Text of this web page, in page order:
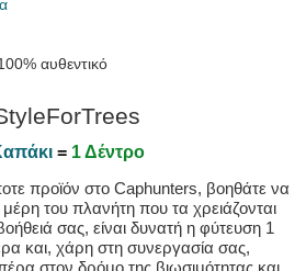
αυθεντικό
= 1 Δέντρο
προϊόν στο Caphunters, βοηθάτε να
του πλανήτη που τα χρειάζονται
σας, είναι δυνατή η φύτευση 1
και, χάρη στη συνεργασία σας,